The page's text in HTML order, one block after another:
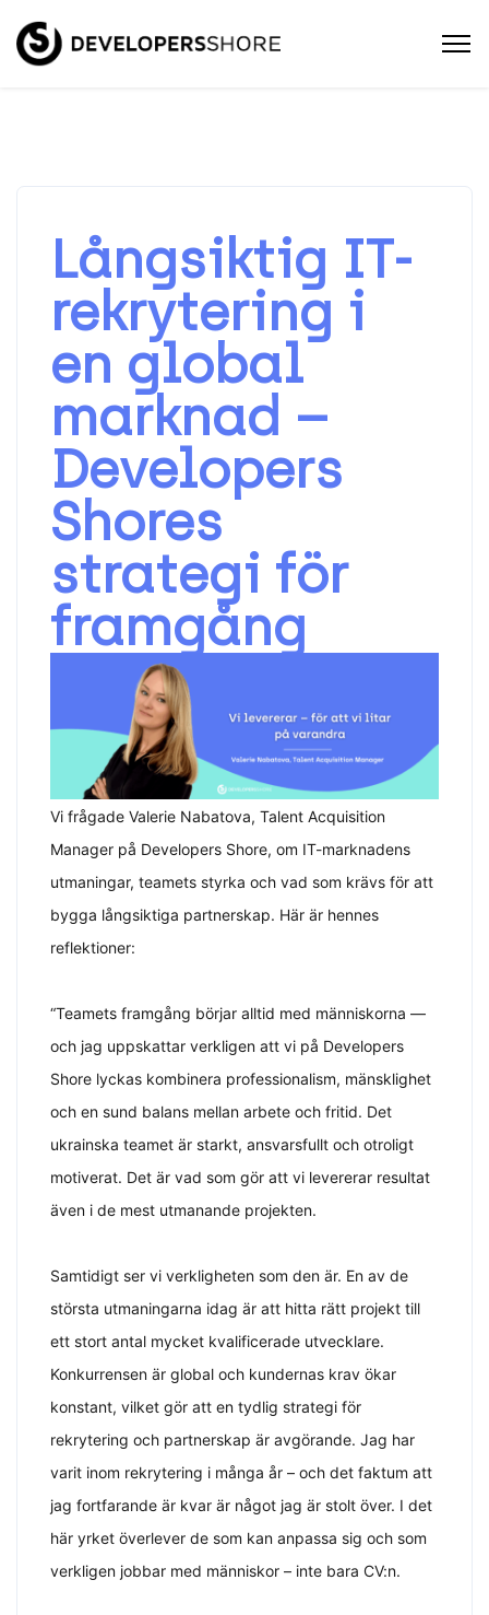
Långsiktig IT-
rekrytering i
en global
marknad –
Developers
Shores
strategi för
framgång
Vi frågade Valerie Nabatova, Talent Acquisition
Manager på Developers Shore, om IT-marknadens
utmaningar, teamets styrka och vad som krävs för att
bygga långsiktiga partnerskap. Här är hennes
reflektioner:
“Teamets framgång börjar alltid med människorna —
och jag uppskattar verkligen att vi på Developers
Shore lyckas kombinera professionalism, mänsklighet
och en sund balans mellan arbete och fritid. Det
ukrainska teamet är starkt, ansvarsfullt och otroligt
motiverat. Det är vad som gör att vi levererar resultat
även i de mest utmanande projekten.
Samtidigt ser vi verkligheten som den är. En av de
största utmaningarna idag är att hitta rätt projekt till
ett stort antal mycket kvalificerade utvecklare.
Konkurrensen är global och kundernas krav ökar
konstant, vilket gör att en tydlig strategi för
rekrytering och partnerskap är avgörande. Jag har
varit inom rekrytering i många år – och det faktum att
jag fortfarande är kvar är något jag är stolt över. I det
här yrket överlever de som kan anpassa sig och som
verkligen jobbar med människor – inte bara CV:n.